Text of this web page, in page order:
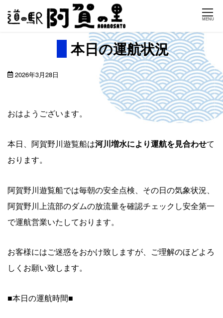
Skip
MENU
本日の運航状況
2026年3月28日
おはようございます。
本日、阿賀野川遊覧船は河川増水により運航を見合わせて
おります。
阿賀野川遊覧船では毎朝の安全点検、その日の気象状況、
阿賀野川上流部のダムの放流量を確認チェックし安全第一
で運航営業いたしております。
お客様にはご迷惑をおかけ致しますが、ご理解のほどよろ
しくお願い致します。
■本日の運航時間■